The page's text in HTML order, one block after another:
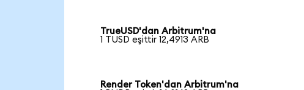
TrueUSD'dan Arbitrum'na
1 TUSD eşittir 12,4913 ARB
Render Token'dan Arbitrum'na